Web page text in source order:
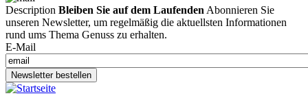
Description Bleiben Sie auf dem LaufendenAbonnieren Sie
unseren Newsletter, um regelmäßig die aktuellsten Informationen
rund ums Thema Genuss zu erhalten.
E-Mail
Newsletter bestellen